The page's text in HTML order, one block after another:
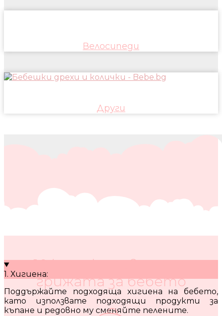
Велосипеди
Други
10 кратки съвета за
грижата за бебето
1. Хигиена:
Поддържайте подходяща хигиена на бебето,
като използвате подходящи продукти за
къпане и редовно му сменяйте пелените.